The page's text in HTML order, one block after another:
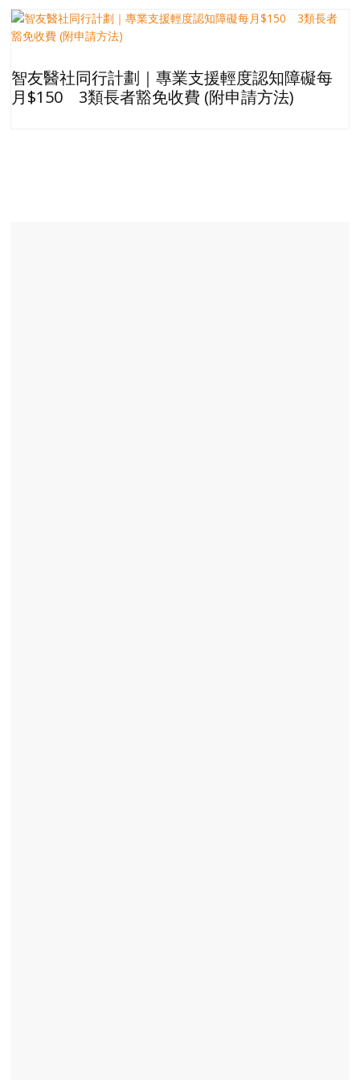
智友醫社同行計劃｜專業支援輕度認知障礙每
月$150 3類長者豁免收費 (附申請方法)